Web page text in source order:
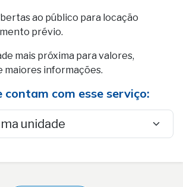
ao público para locação
prévio.
mais próxima para valores,
maiores informações.
contam com esse serviço: